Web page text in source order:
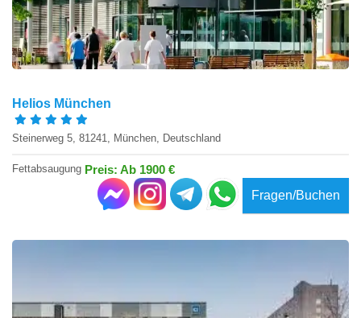
Helios München
Steinerweg 5, 81241, München, Deutschland
Fettabsaugung Preis: Ab 1900 €
Fragen/Buchen